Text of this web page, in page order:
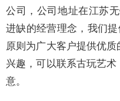
公司，公司地址在江苏
进缺的经营理念，我们
原则为广大客户提供优
兴趣，可以联系古玩艺
意。